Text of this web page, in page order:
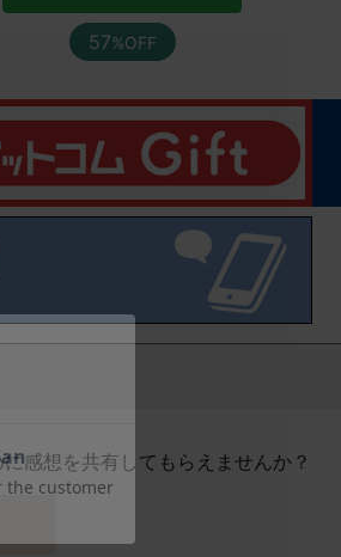
57%OFF
感想を共有してもらえませんか？